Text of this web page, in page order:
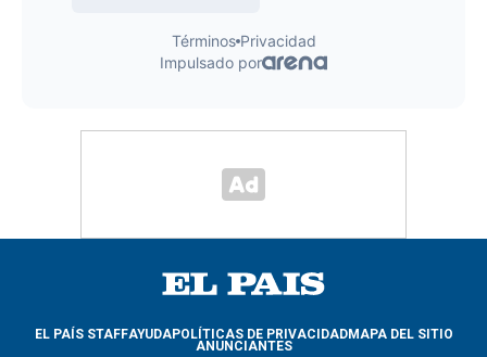
EL PAÍS STAFFAYUDAPOLÍTICAS DE PRIVACIDADMAPA DEL SITIO
ANUNCIANTES